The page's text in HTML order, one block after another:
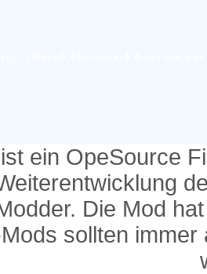
ein OpeSource
Die Mod
sollten